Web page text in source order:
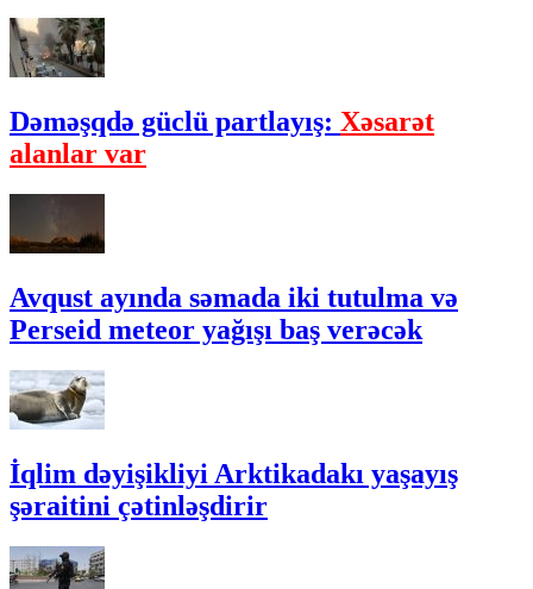
Dəməşqdə güclü partlayış: Xəsarət
alanlar var
Avqust ayında səmada iki tutulma və
Perseid meteor yağışı baş verəcək
İqlim dəyişikliyi Arktikadakı yaşayış
şəraitini çətinləşdirir